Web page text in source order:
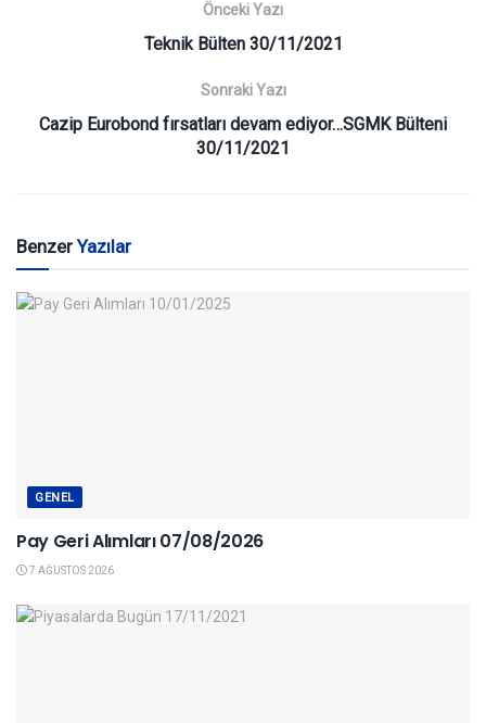
Önceki Yazı
Teknik Bülten 30/11/2021
Sonraki Yazı
Cazip Eurobond fırsatları devam ediyor…SGMK Bülteni
30/11/2021
BenzerYazılar
GENEL
Pay Geri Alımları 07/08/2026
7 AĞUSTOS 2026